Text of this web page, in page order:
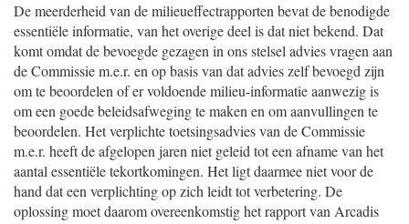
De meerderheid van de milieueffectrapporten bevat de benodigde
essentiële informatie, van het overige deel is dat niet bekend. Dat
komt omdat de bevoegde gezagen in ons stelsel advies vragen aan
de Commissie m.e.r. en op basis van dat advies zelf bevoegd zijn
om te beoordelen of er voldoende milieu-informatie aanwezig is
om een goede beleidsafweging te maken en om aanvullingen te
beoordelen. Het verplichte toetsingsadvies van de Commissie
m.e.r. heeft de afgelopen jaren niet geleid tot een afname van het
aantal essentiële tekortkomingen. Het ligt daarmee niet voor de
hand dat een verplichting op zich leidt tot verbetering. De
oplossing moet daarom overeenkomstig het rapport van Arcadis